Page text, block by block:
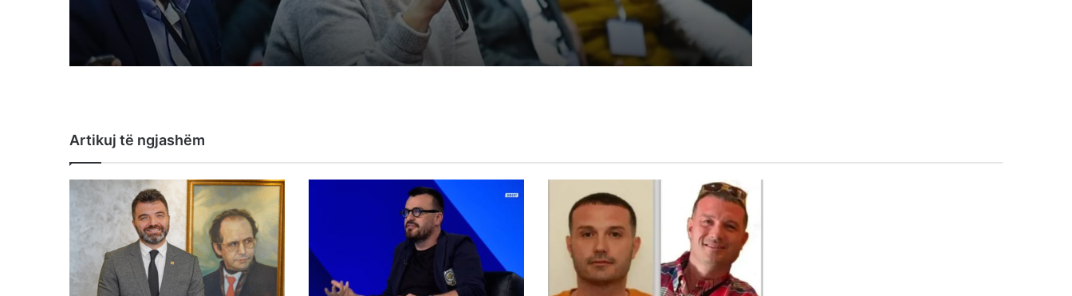
Ganimeta Musliu: Albin Kurti po e çon
Kosovën në zgjedhje të reja
Artikuj të ngjashëm